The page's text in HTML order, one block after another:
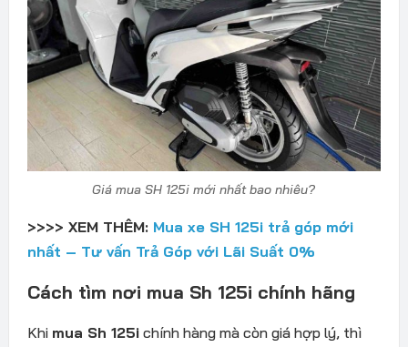
Giá mua SH 125i mới nhất bao nhiêu?
>>>> XEM THÊM: Mua xe SH 125i trả góp mới
nhất – Tư vấn Trả Góp với Lãi Suất 0%
Cách tìm nơi mua Sh 125i chính hãng
Khi mua Sh 125ichính hàng mà còn giá hợp lý, thì